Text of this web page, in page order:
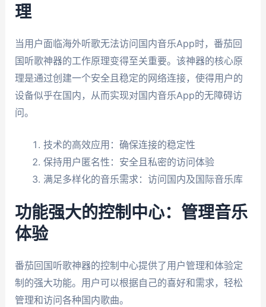
理
当用户面临海外听歌无法访问国内音乐App时，番茄回
国听歌神器的工作原理变得至关重要。该神器的核心原
理是通过创建一个安全且稳定的网络连接，使得用户的
设备似乎在国内，从而实现对国内音乐App的无障碍访
问。
技术的高效应用：确保连接的稳定性
保持用户匿名性：安全且私密的访问体验
满足多样化的音乐需求：访问国内及国际音乐库
功能强大的控制中心：管理音乐
体验
番茄回国听歌神器的控制中心提供了用户管理和体验定
制的强大功能。用户可以根据自己的喜好和需求，轻松
管理和访问各种国内歌曲。